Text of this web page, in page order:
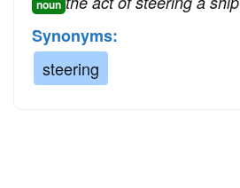
noun
Synonyms:
steering